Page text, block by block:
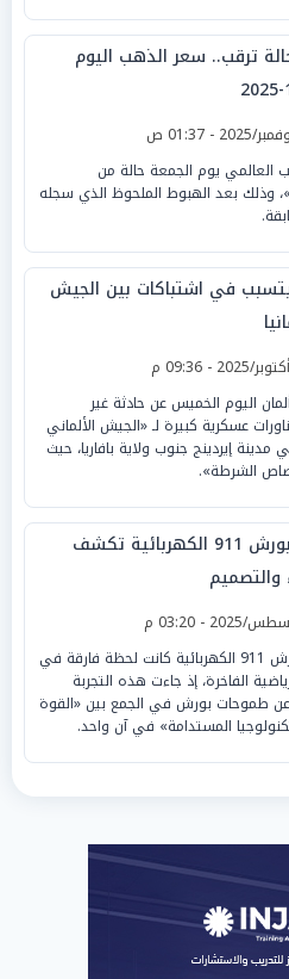
ترقب.. سعر الذهب اليوم
يوم الجمعة حالة من
وذلك بعد الهبوط الملحوظ الذي سجله
في اشتباكات بين الجيش
اليوم الخميس عن حادثة غير
عسكرية كبيرة لـ «الجيش الألماني
إيردينج جنوب ولاية بافاريا، حيث
الشرطة».
قيادة أولى لبورش 911 الكهربائية تكشف
والتصميم
قيادة سيارة بورش 911 الكهربائية كانت لحظة فارقة في
الفاخرة، إذ جاءت هذه التجربة
طموحات بورش في الجمع بين «القوة
المستدامة» في آن واحد.